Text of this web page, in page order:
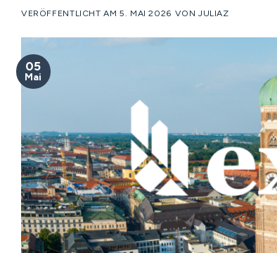
VERÖFFENTLICHT AM5. MAI 2026 VON JULIAZ
05
Mai